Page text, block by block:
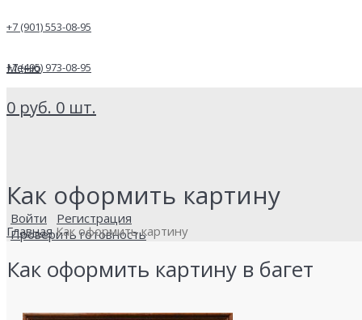
+7 (901) 553-08-95
+7 (495) 973-08-95
Войти
Регистрация
Проверить готовность
Меню
0 руб. 0 шт.
Как оформить картину
Главная Как оформить картину
Как оформить картину в багет